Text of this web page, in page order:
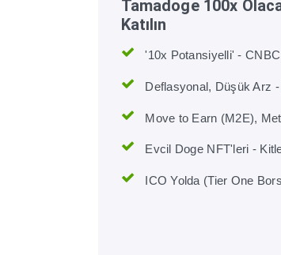
Tamadoge 100x
Katılın
'10x Potansiyelli' -
Deflasyonal, Düşük Arz
Move to Earn (M2E),
Evcil Doge NFT'leri -
ICO Yolda (Tier One